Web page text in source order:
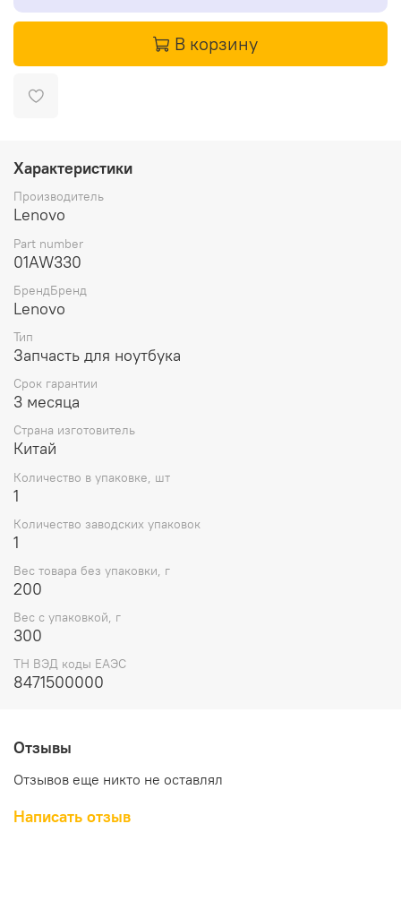
В корзину
Характеристики
Производитель
Lenovo
Part number
01AW330
БрендБренд
Lenovo
Тип
Запчасть для ноутбука
Срок гарантии
3 месяца
Страна изготовитель
Китай
Количество в упаковке, шт
1
Количество заводских упаковок
1
Вес товара без упаковки, г
200
Вес с упаковкой, г
300
ТН ВЭД коды ЕАЭС
8471500000
Отзывы
Отзывов еще никто не оставлял
Написать отзыв